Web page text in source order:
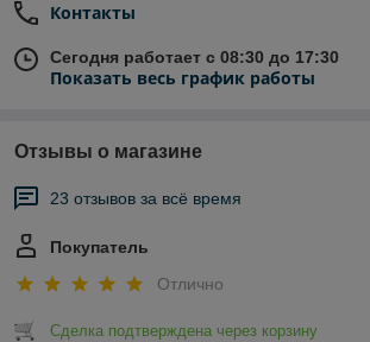
Контакты
Сегодня работает с 08:30 до 17:30
Показать весь график работы
Отзывы о магазине
23 отзывов за всё время
Покупатель
Отлично
Сделка подтверждена через корзину